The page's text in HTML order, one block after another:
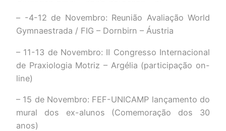
– -4-12 de Novembro: Reunião Avaliação World
Gymnaestrada / FIG – Dornbirn – Áustria
– 11-13 de Novembro: II Congresso Internacional
de Praxiologia Motriz – Argélia (participação on-
line)
– 15 de Novembro: FEF-UNICAMP lançamento do
mural dos ex-alunos (Comemoração dos 30
anos)